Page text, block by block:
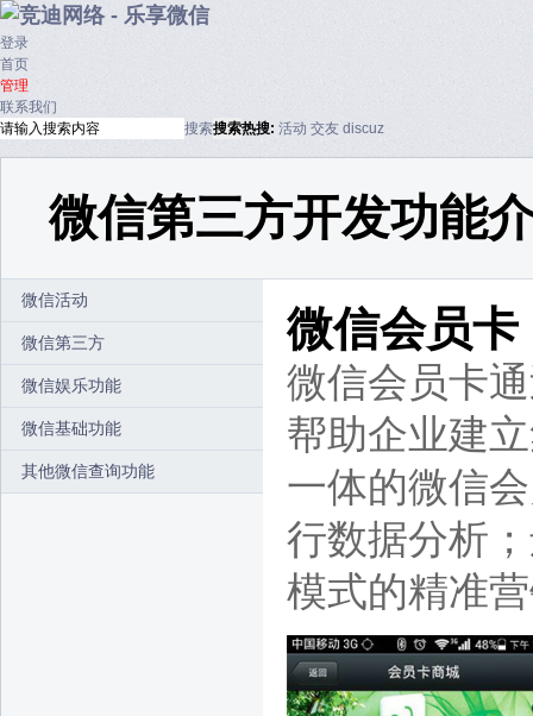
登录
首页
管理
联系我们
搜索搜索热搜: 活动 交友 discuz
微信第三方开发功能
微信活动
微信第三方
微信娱乐功能
微信基础功能
其他微信查询功能
微信会员卡
微信会员卡
帮助企业建
一体的微信
行数据分析
模式的精准